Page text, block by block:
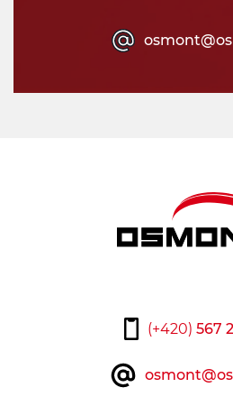
(+420) 567